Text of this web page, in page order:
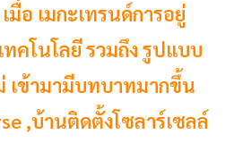
มื่อ เมกะเทรนด์การอยู่
คโนโลยี รวมถึง รูปแบบ
เข้ามามีบทบาทมากขึ้น
,บ้านติดตั้งโซลาร์เซลล์